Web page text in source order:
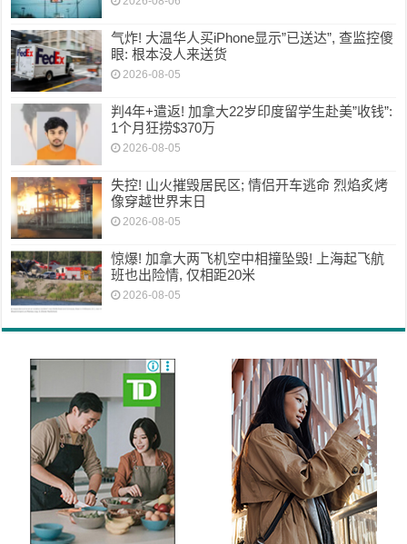
气炸! 大温华人买iPhone显示”已送达”, 查监控傻
眼: 根本没人来送货
2026-08-05
判4年+遣返! 加拿大22岁印度留学生赴美”收钱”:
1个月狂捞$370万
2026-08-05
失控! 山火摧毁居民区; 情侣开车逃命 烈焰炙烤
像穿越世界末日
2026-08-05
惊爆! 加拿大两飞机空中相撞坠毁! 上海起飞航
班也出险情, 仅相距20米
2026-08-05